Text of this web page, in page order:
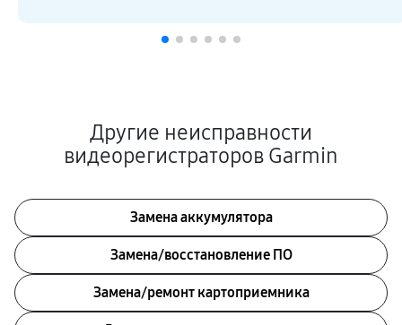
Другие неисправности
видеорегистраторов Garmin
Замена аккумулятора
Замена/восстановление ПО
Замена/ремонт картоприемника